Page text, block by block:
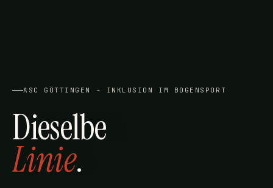
ASC GÖTTINGEN - INKLUSION IM BOGENSPORT
Dieselbe
Linie.